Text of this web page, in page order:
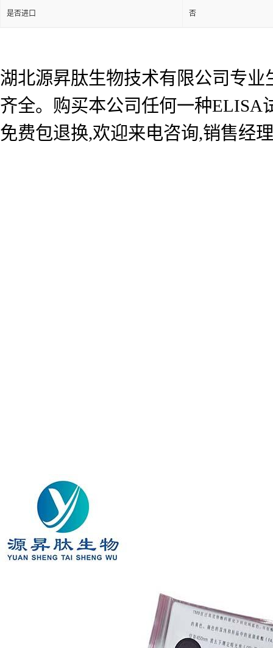
是否进口 否
湖北源昇肽生物技术有限公司专
齐全。购买本公司任何一种ELISA
免费包退换,欢迎来电咨询,销售经